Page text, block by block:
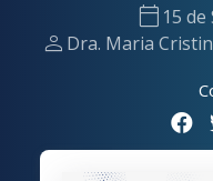
calendar_today 15
person Dra. Maria